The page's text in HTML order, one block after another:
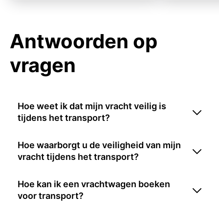
Antwoorden op
vragen
Hoe weet ik dat mijn vracht veilig is
tijdens het transport?
Hoe waarborgt u de veiligheid van mijn
vracht tijdens het transport?
Hoe kan ik een vrachtwagen boeken
voor transport?